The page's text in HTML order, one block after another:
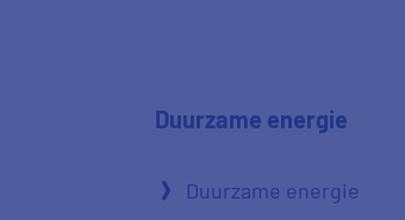
Duurzame energie
Duurzame energie